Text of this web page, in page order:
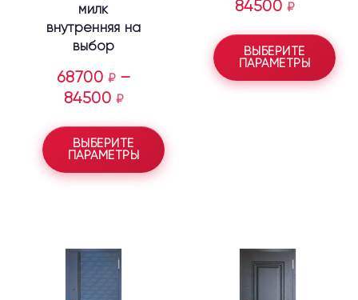
милк
внутренняя на
выбор
68700 ₽ –
84500 ₽
ВЫБЕРИТЕ
ПАРАМЕТРЫ
84500 ₽
ВЫБЕРИТЕ
ПАРАМЕТРЫ
товар
имеет
товар
имеет
несколько